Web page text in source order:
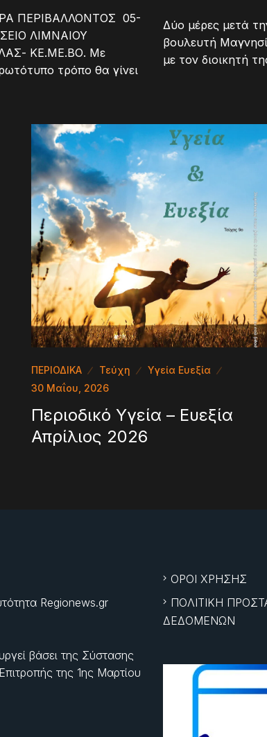
ΠΕΡΙΒΑΛΛΟΝΤΟΣ 05-
ΛΙΜΝΑΙΟΥ
ΚΕ.ΜΕ.ΒΟ. Με
τρόπο θα γίνει
Δύο μέρες μετά
βουλευτή
με τον διοικητή
ΠΕΡΙΟΔΙΚΑ Τεύχη
Υγεία Ευεξία
30 Μαΐου, 2026
Περιοδικό Υγεία – Ευεξία
Απρίλιος 2026
Regionews.gr
βάσει της Σύστασης
της 1ης Μαρτίου
ΟΡΟΙ ΧΡΗΣΗΣ
ΠΟΛΙΤΙΚΗ
ΔΕΔΟΜΕΝΩΝ